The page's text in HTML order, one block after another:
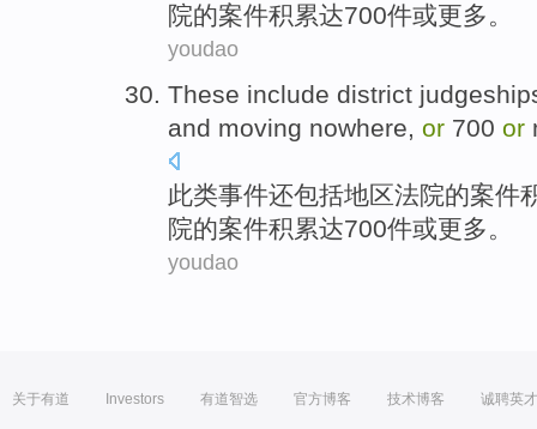
院的案件积累达700件或更多。
youdao
These include district
and moving nowhere, or 700 or
此类事件还包括地区法院的案件
院的案件积累达700件或更多。
youdao
关于有道 Investors 有道智选 官方博客 技术博客 诚聘英才